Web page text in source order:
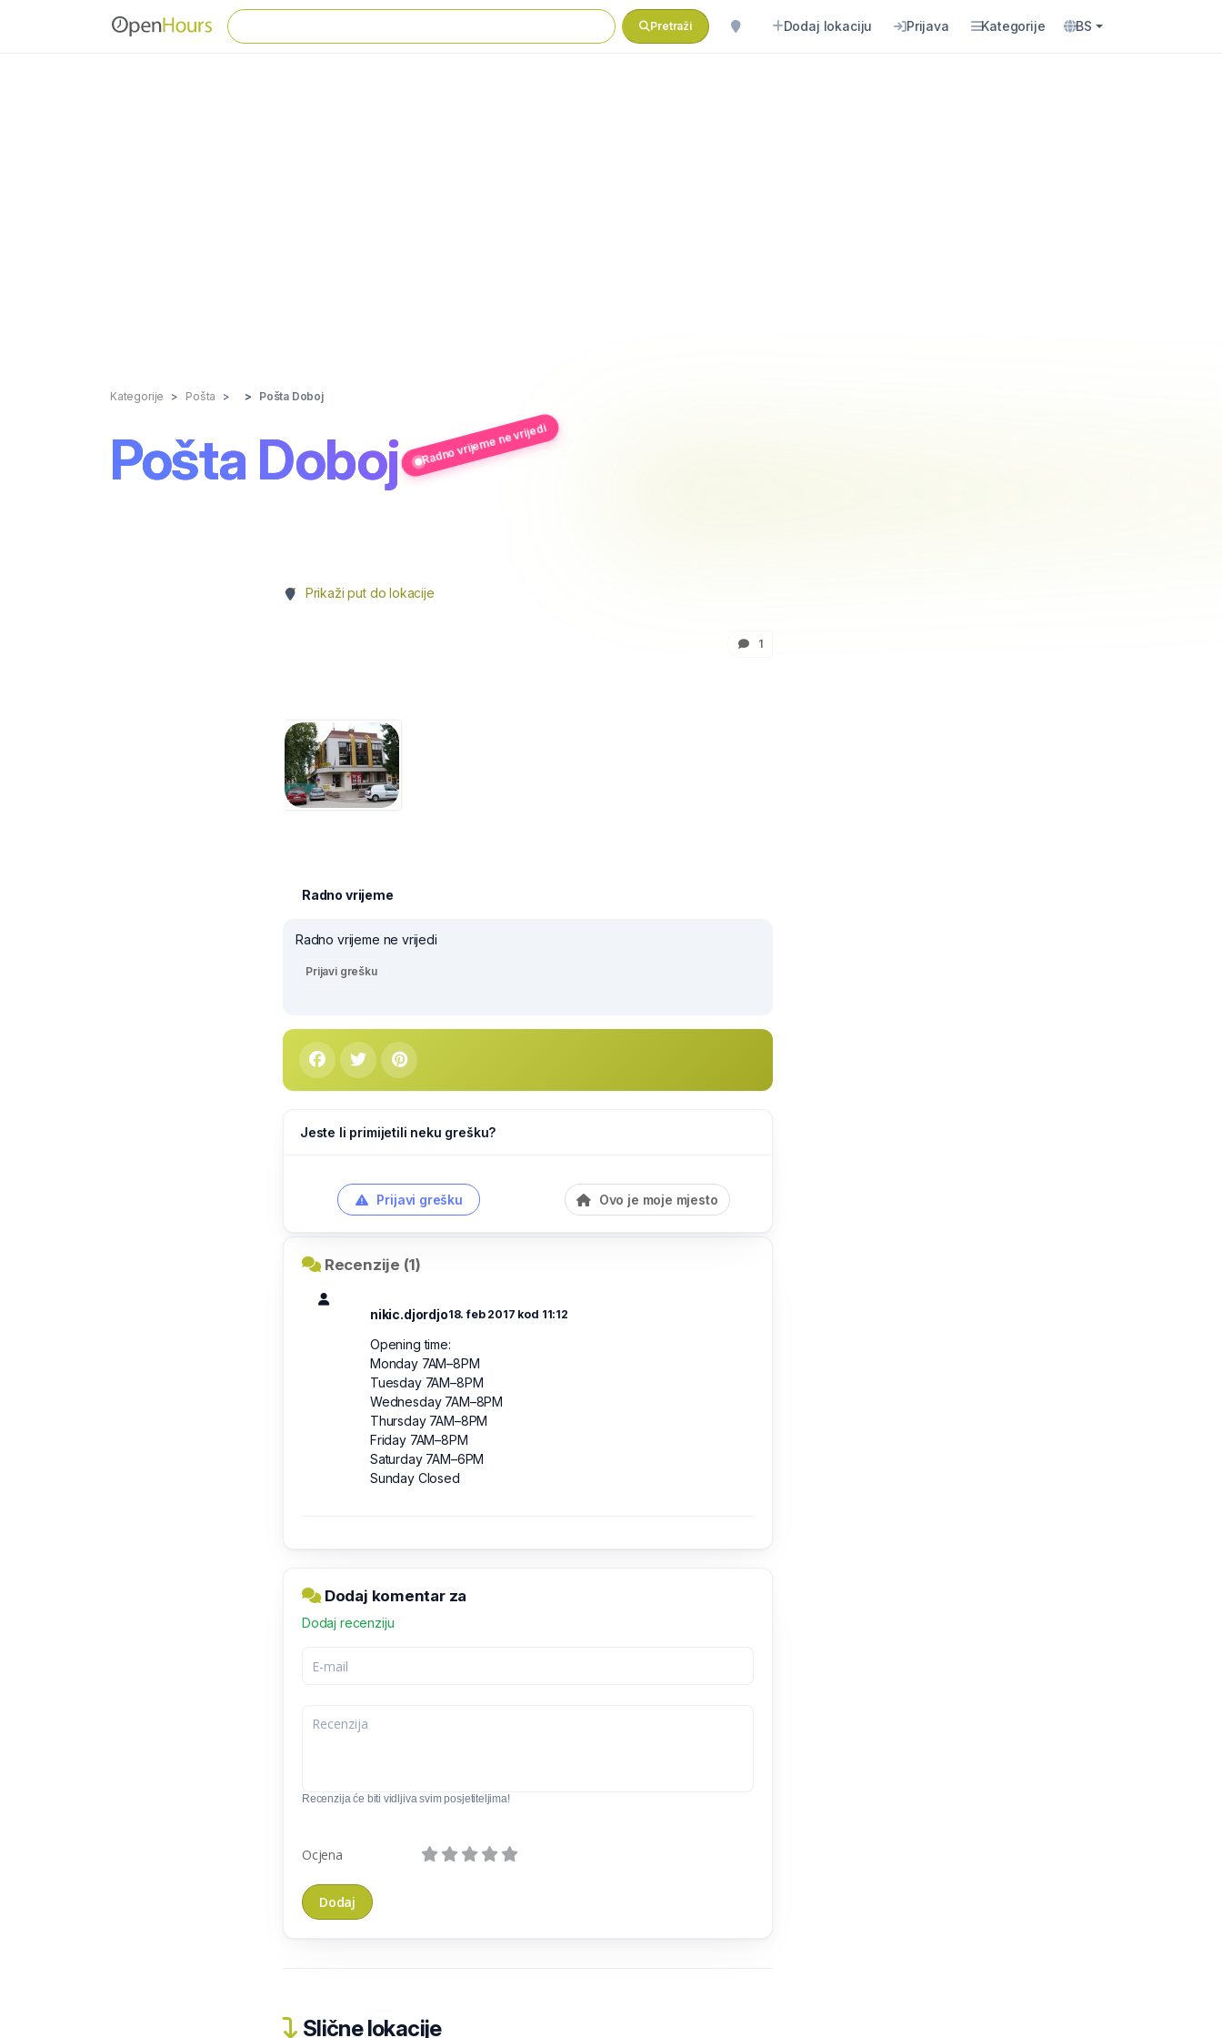
Pretraži Dodaj lokaciju Prijava Kategorije BS
Kategorije Pošta Pošta Doboj
Pošta Doboj Radno vrijeme ne vrijedi
Prikaži put do lokacije
1
Radno vrijeme
Radno vrijeme ne vrijedi
Prijavi grešku
Jeste li primijetili neku grešku?
Prijavi grešku Ovo je moje mjesto
Recenzije (1)
nikic.djordjo18. feb 2017 kod 11:12
Opening time:
Monday 7AM–8PM
Tuesday 7AM–8PM
Wednesday 7AM–8PM
Thursday 7AM–8PM
Friday 7AM–8PM
Saturday 7AM–6PM
Sunday Closed
Dodaj komentar za
Dodaj recenziju
Recenzija će biti vidljiva svim posjetiteljima!
Ocjena
Slične lokacije